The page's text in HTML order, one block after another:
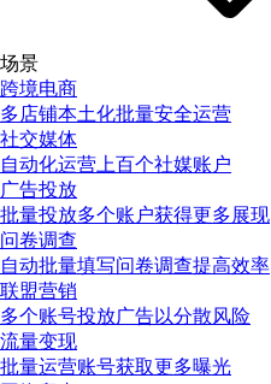
场景
跨境电商
多店铺本土化批量安全运营
社交媒体
自动化运营上百个社媒账户
广告投放
批量投放多个账户获得更多展现
问卷调查
自动批量填写问卷调查提高效率
联盟营销
多个账号投放广告以分散风险
流量变现
批量运营账号获取更多曝光